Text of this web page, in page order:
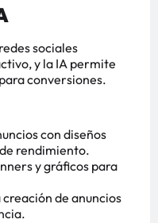
sociales
y la IA permite
conversiones.
con diseños
rendimiento.
y gráficos para
de anuncios